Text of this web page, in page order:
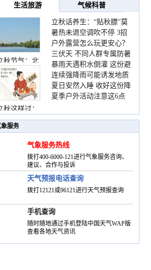
生活旅游 气候科普
秋节气：北
秋这样过：
立秋话养生：“贴秋膘”莫
着急 先清暑再防燥
暑热未退空调吹不停 3招
护住肩颈不酸痛
户外露营怎么玩更安心？
这份攻略请收好
三伏天 不同人群专属防暑
要点请收好
暴雨天遇积水倒灌 这份避
险提示请收好
连续强降雨可能诱发地质
灾害 这些前兆要知道
夏日安然入睡 收好这份降
温小贴士
夏季户外活动注意这6点
服务
气象服务热线
拨打400-6000-121进行气象服务咨询、
建议、合作与投诉
天气预报电话查询
拨打12121或96121进行天气预报查询
手机查询
随时随地通过手机登陆中国天气WAP版
查看各地天气资讯